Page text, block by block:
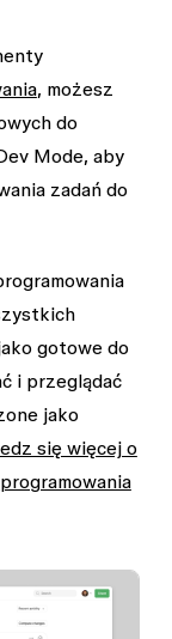
, możesz
do
Mode, aby
zadań do
gotowe do
i przeglądać
jako
się więcej o